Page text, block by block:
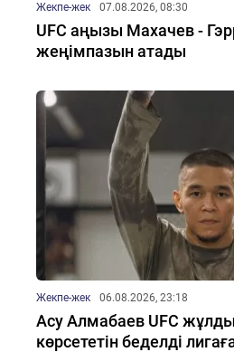
Жекпе-жек 07.08.2026, 08:30
UFC аңызы Махачев -
жеңімпазын атады
Жекпе-жек 06.08.2026, 23:18
Асу Алмабаев UFC
көрсететін беделді